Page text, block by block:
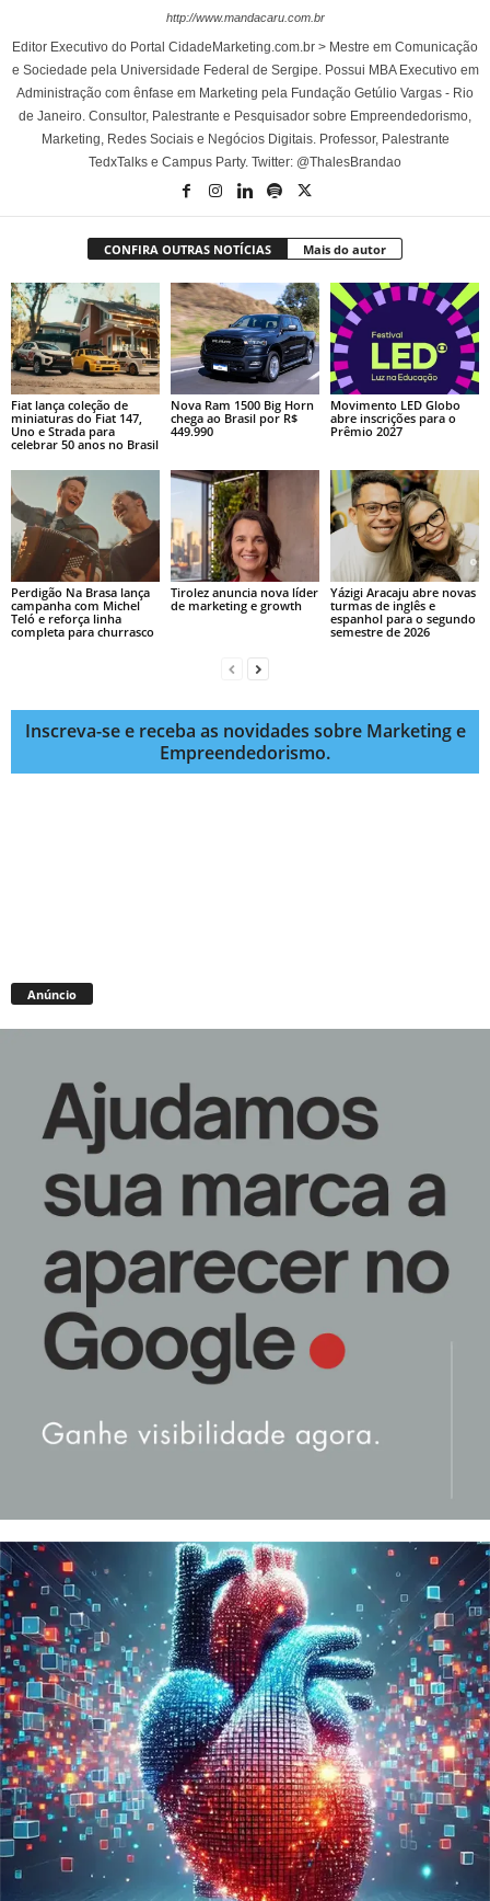
http://www.mandacaru.com.br
Editor Executivo do Portal CidadeMarketing.com.br > Mestre em Comunicação
e Sociedade pela Universidade Federal de Sergipe. Possui MBA Executivo em
Administração com ênfase em Marketing pela Fundação Getúlio Vargas - Rio
de Janeiro. Consultor, Palestrante e Pesquisador sobre Empreendedorismo,
Marketing, Redes Sociais e Negócios Digitais. Professor, Palestrante
TedxTalks e Campus Party. Twitter: @ThalesBrandao
CONFIRA OUTRAS NOTÍCIAS Mais do autor
Fiat lança coleção de
miniaturas do Fiat 147,
Uno e Strada para
celebrar 50 anos no Brasil
Nova Ram 1500 Big Horn
chega ao Brasil por R$
449.990
Movimento LED Globo
abre inscrições para o
Prêmio 2027
Perdigão Na Brasa lança
campanha com Michel
Teló e reforça linha
completa para churrasco
Tirolez anuncia nova líder
de marketing e growth
Yázigi Aracaju abre novas
turmas de inglês e
espanhol para o segundo
semestre de 2026
Inscreva-se e receba as novidades sobre Marketing e
Empreendedorismo.
Anúncio